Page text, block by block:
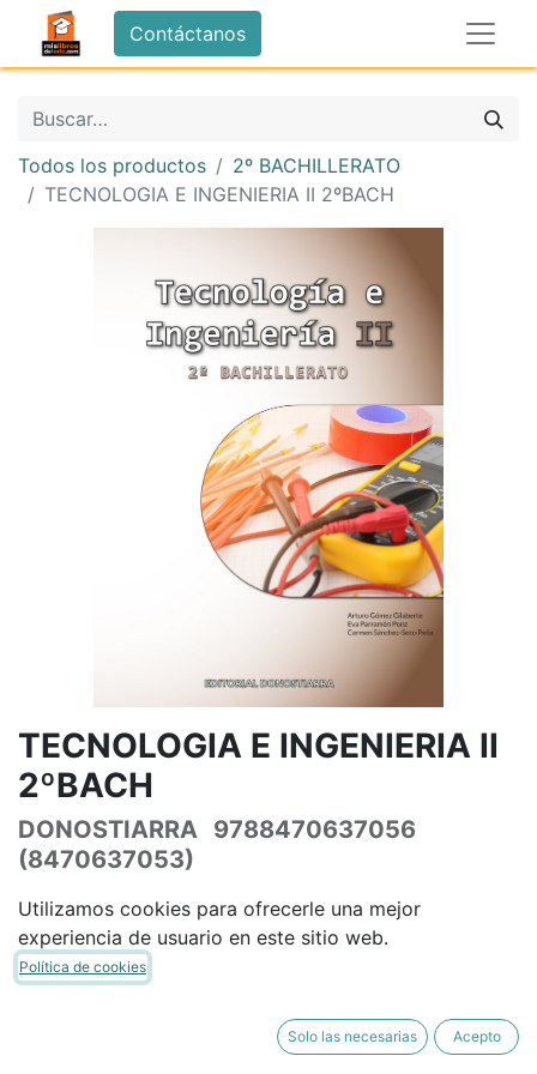
Contáctanos
Todos los productos
2º BACHILLERATO
TECNOLOGIA E INGENIERIA II 2ºBACH
TECNOLOGIA E INGENIERIA II
2ºBACH
DONOSTIARRA 9788470637056
(8470637053)
40,48€ 47,62€ IVA Incluido
COMPRAR AHORA
Utilizamos cookies para ofrecerle una mejor
experiencia de usuario en este sitio web.
Política de cookies
Solo las necesarias Acepto